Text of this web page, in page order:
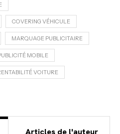
COVERING VÉHICULE
MARQUAGE PUBLICITAIRE
MOBILE
VOITURE
Articles de l'auteur